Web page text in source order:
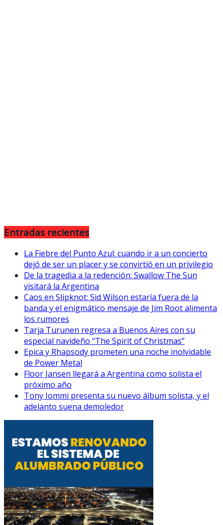
Entradas recientes
La Fiebre del Punto Azul: cuando ir a un concierto
dejó de ser un placer y se convirtió en un privilegio
De la tragedia a la redención: Swallow The Sun
visitará la Argentina
Caos en Slipknot: Sid Wilson estaría fuera de la
banda y el enigmático mensaje de Jim Root alimenta
los rumores
Tarja Turunen regresa a Buenos Aires con su
especial navideño “The Spirit of Christmas”
Epica y Rhapsody prometen una noche inolvidable
de Power Metal
Floor Jansen llegará a Argentina como solista el
próximo año
Tony Iommi presenta su nuevo álbum solista, y el
adelanto suena demoledor